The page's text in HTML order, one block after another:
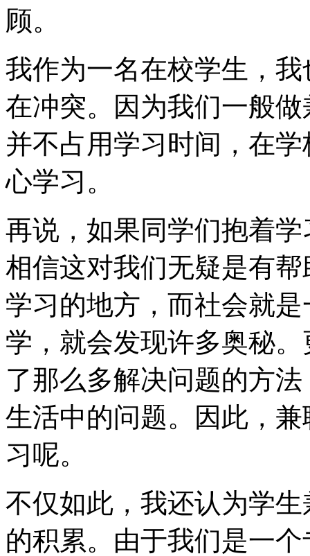
顾。
我作为一名在校学生，
在冲突。因为我们一般
并不占用学习时间，在
心学习。
再说，如果同学们抱着
相信这对我们无疑是有
学习的地方，而社会就
学，就会发现许多奥秘
了那么多解决问题的方
生活中的问题。因此，
习呢。
不仅如此，我还认为学
的积累。由于我们是一